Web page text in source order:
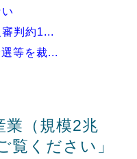
審判約1...
等を裁...
業（規模2兆
覧ください」